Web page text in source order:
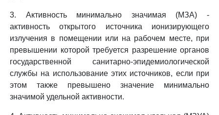
3. Активность минимально значимая (МЗА) -
активность открытого источника ионизирующего
излучения в помещении или на рабочем месте, при
превышении которой требуется разрешение органов
государственной санитарно-эпидемиологической
службы на использование этих источников, если при
этом также превышено значение минимально
значимой удельной активности.